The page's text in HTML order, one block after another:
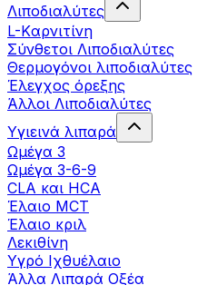
Λιποδιαλύτες
L-Kαρνιτίνη
Σύνθετοι Λιποδιαλύτες
Θερμογόνοι λιποδιαλύτες
Έλεγχος όρεξης
Άλλοι Λιποδιαλύτες
Υγιεινά λιπαρά
Ωμέγα 3
Ωμέγα 3-6-9
CLA και HCA
Έλαιο MCT
Έλαιο κριλ
Λεκιθίνη
Υγρό Ιχθυέλαιο
Άλλα Λιπαρά Οξέα